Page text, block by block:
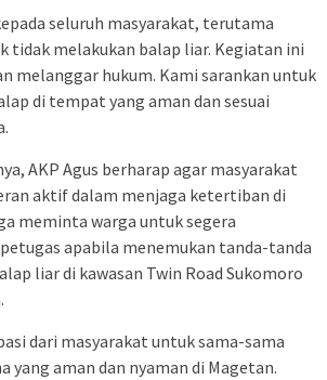
seluruh masyarakat, terutama
tidak melakukan balap liar. Kegiatan ini
melanggar hukum. Kami sarankan untuk
di tempat yang aman dan sesuai
AKP Agus berharap agar masyarakat
aktif dalam menjaga ketertiban di
meminta warga untuk segera
apabila menemukan tanda-tanda
liar di kawasan Twin Road Sukomoro
dari masyarakat untuk sama-sama
yang aman dan nyaman di Magetan.